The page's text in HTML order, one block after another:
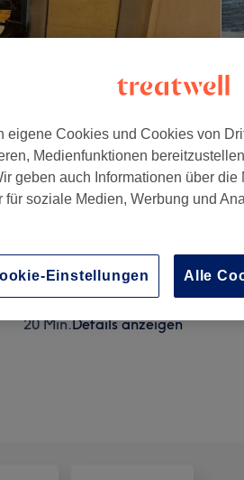
30 Min.Details anzeigen
Herren - Orient Paket 1 oder 2
20 Min.Details anzeigen
eigene Cookies und Cookies von
Medienfunktionen
geben auch Informationen über die
für soziale Medien, Werbung und
Einstellungen Alle